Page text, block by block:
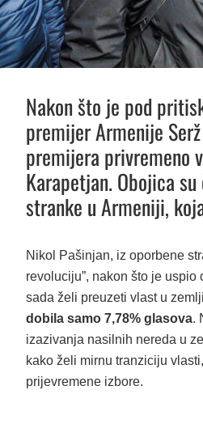
Nakon što je pod
premijer Armenije
premijera privremeno
Karapetjan. Obojica
stranke u Armeniji,
Nikol Pašinjan, iz oporbene
revoluciju”, nakon što je
sada želi preuzeti vlast u
dobila samo 7,78% glasova.
izazivanja nasilnih nereda u
kako želi mirnu tranziciju
prijevremene izbore.